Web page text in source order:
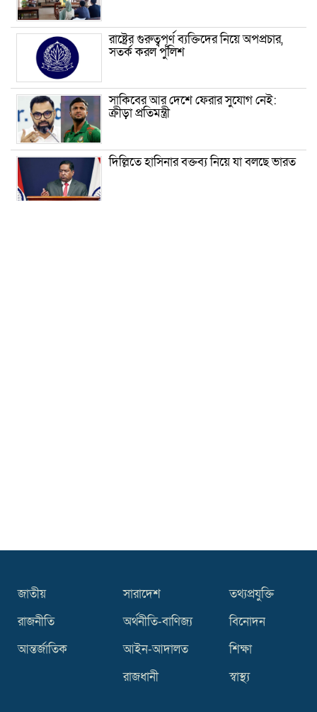
রাষ্ট্রের গুরুত্বপূর্ণ ব্যক্তিদের নিয়ে অপপ্রচার,
সতর্ক করল পুলিশ
সাকিবের আর দেশে ফেরার সুযোগ নেই:
ক্রীড়া প্রতিমন্ত্রী
দিল্লিতে হাসিনার বক্তব্য নিয়ে যা বলছে ভারত
জাতীয়
রাজনীতি
আন্তর্জাতিক
সারাদেশ
অর্থনীতি-বাণিজ্য
আইন-আদালত
রাজধানী
তথ্যপ্রযুক্তি
বিনোদন
শিক্ষা
স্বাস্থ্য